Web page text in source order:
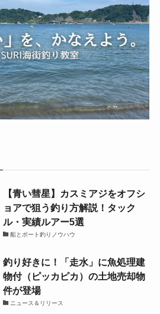
【青い彗星】カスミアジをオフシ
ョアで狙う釣り方解説！タック
ル・実績ルアー5選
船とボート釣りノウハウ
釣り好きに！「走水」に魚処理建
物付（ピッカピカ）の土地売却物
件が登場
ニュース＆リリース